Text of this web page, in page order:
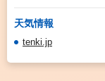
天気情報
tenki.jp